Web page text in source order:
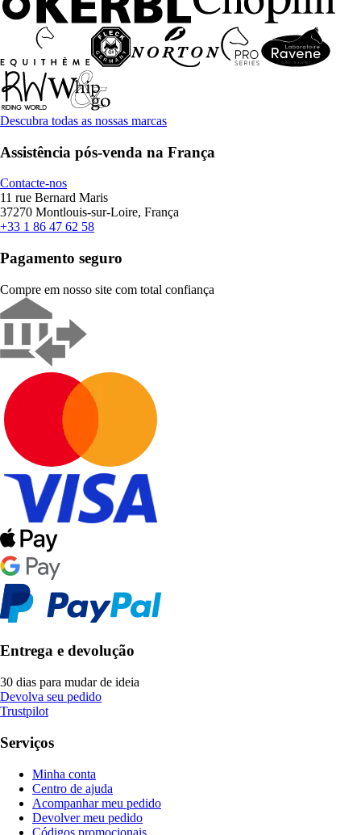
Descubra todas as nossas marcas
Assistência pós-venda na França
Contacte-nos
11 rue Bernard Maris
37270 Montlouis-sur-Loire, França
+33 1 86 47 62 58
Pagamento seguro
Compre em nosso site com total confiança
Entrega e devolução
30 dias para mudar de ideia
Devolva seu pedido
Trustpilot
Serviços
Minha conta
Centro de ajuda
Acompanhar meu pedido
Devolver meu pedido
Códigos promocionais